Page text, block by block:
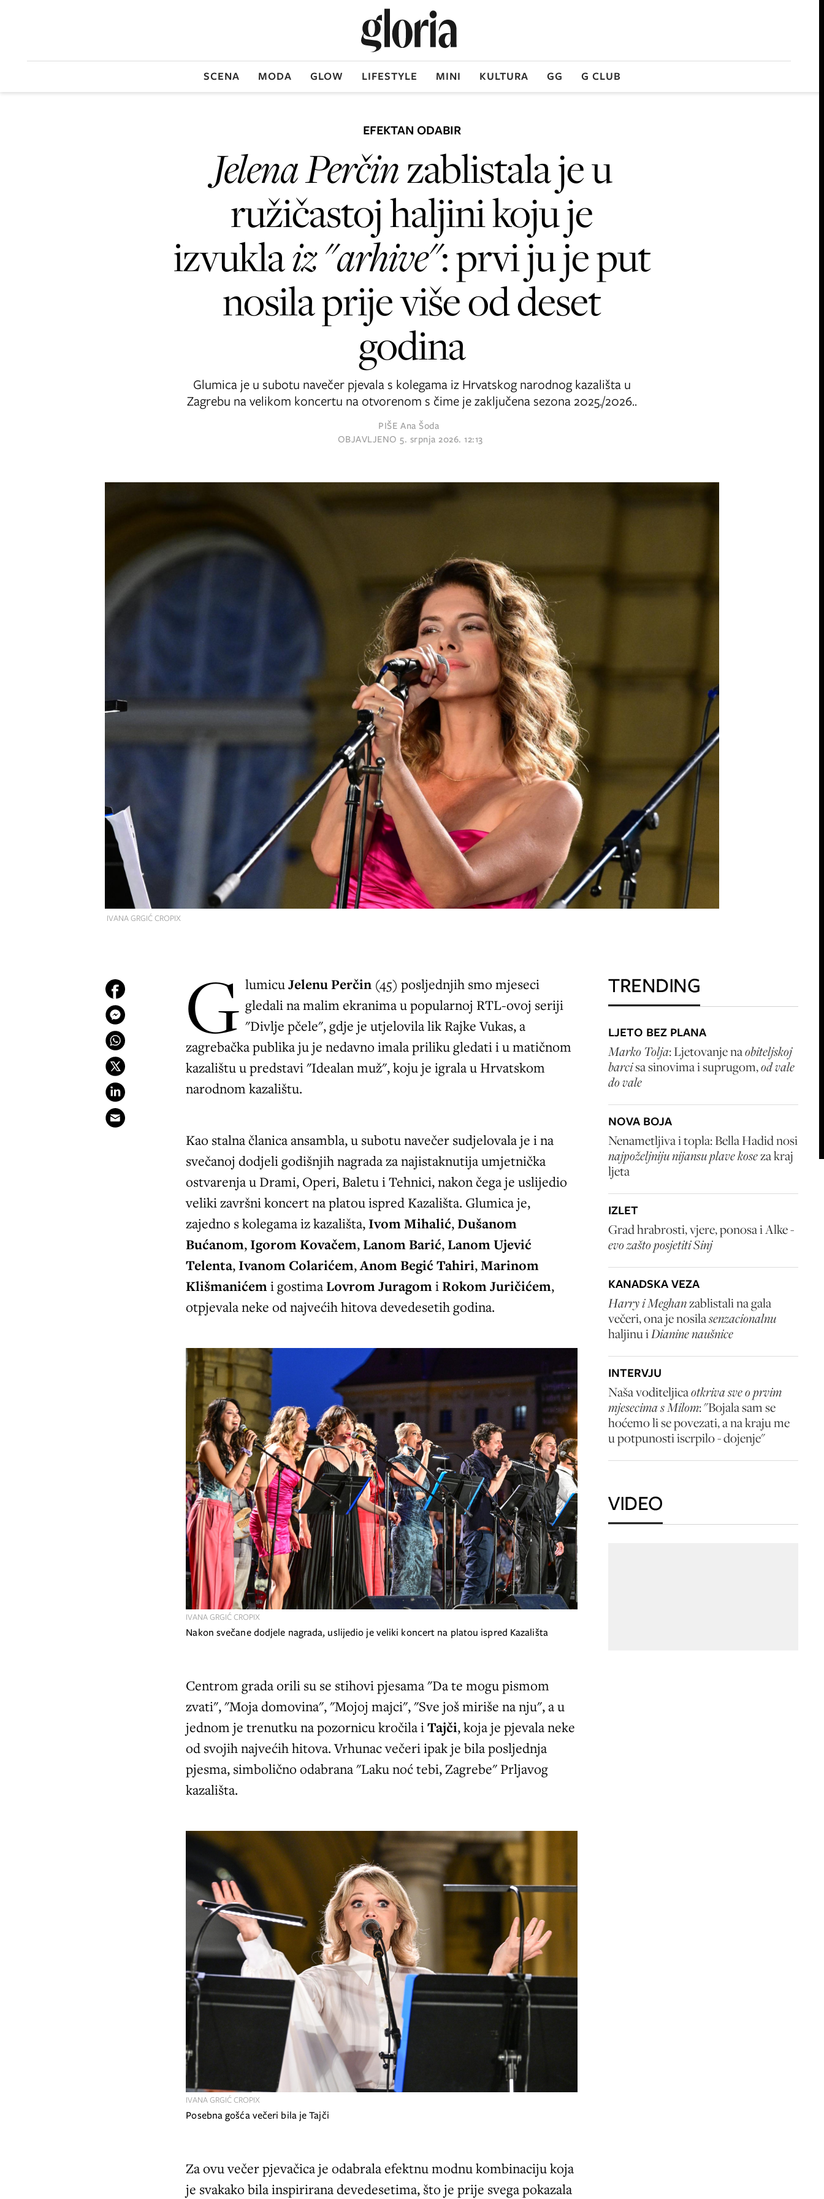
SCENA MODA GLOW LIFESTYLE MINI KULTURA GG G CLUB
IVANA GRGIĆ CROPIX
EFEKTAN ODABIR
Jelena Perčinzablistala je u
ružičastoj haljini koju je
izvuklaiz "arhive": prvi ju je put
nosila prije više od deset
godina
Glumica je u subotu navečer pjevala s kolegama iz Hrvatskog narodnog kazališta u
Zagrebu na velikom koncertu na otvorenom s čime je zaključena sezona 2025./2026..
PIŠE Ana Šoda
OBJAVLJENO 5. srpnja 2026. 12:13
G lumicuJelenu Perčin (45) posljednjih smo mjeseci
gledali na malim ekranima u popularnoj RTL-ovoj seriji
"Divlje pčele", gdje je utjelovila lik Rajke Vukas, a
zagrebačka publika ju je nedavno imala priliku gledati i u matičnom
kazalištu u predstavi "Idealan muž", koju je igrala u Hrvatskom
narodnom kazalištu.
Kao stalna članica ansambla, u subotu navečer sudjelovala je i na
svečanoj dodjeli godišnjih nagrada za najistaknutija umjetnička
ostvarenja u Drami, Operi, Baletu i Tehnici, nakon čega je uslijedio
veliki završni koncert na platou ispred Kazališta. Glumica je,
zajedno s kolegama iz kazališta,Ivom Mihalić,Dušanom
Bućanom,Igorom Kovačem,Lanom Barić,Lanom Ujević
Telenta,Ivanom Colarićem,Anom Begić Tahiri,Marinom
Klišmanićemi gostimaLovrom JuragomiRokom Juričićem,
otpjevala neke od najvećih hitova devedesetih godina.
Nakon svečane dodjele nagrada, uslijedio je veliki koncert na platou ispred Kazališta
IVANA GRGIĆ CROPIX
Centrom grada orili su se stihovi pjesama "Da te mogu pismom
zvati", "Moja domovina", "Mojoj majci", "Sve još miriše na nju", a u
jednom je trenutku na pozornicu kročila iTajči, koja je pjevala neke
od svojih najvećih hitova. Vrhunac večeri ipak je bila posljednja
pjesma, simbolično odabrana "Laku noć tebi, Zagrebe" Prljavog
kazališta.
Posebna gošća večeri bila je Tajči
IVANA GRGIĆ CROPIX
Za ovu večer pjevačica je odabrala efektnu modnu kombinaciju koja
je svakako bila inspirirana devedesetima, što je prije svega pokazala
TRENDING
LJETO BEZ PLANA
Marko Tolja: Ljetovanje naobiteljskoj
barcisa sinovima i suprugom,od vale
do vale
NOVA BOJA
Nenametljiva i topla: Bella Hadid nosi
najpoželjniju nijansu plave koseza kraj
ljeta
IZLET
Grad hrabrosti, vjere, ponosa i Alke -
evo zašto posjetiti Sinj
KANADSKA VEZA
Harry i Meghanzablistali na gala
večeri, ona je nosilasenzacionalnu
haljinu iDianine naušnice
INTERVJU
Naša voditeljicaotkriva sve o prvim
mjesecima s Milom: "Bojala sam se
hoćemo li se povezati, a na kraju me
u potpunosti iscrpilo - dojenje"
VIDEO